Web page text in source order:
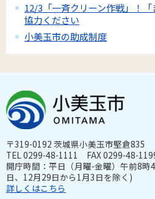
12/3「一斉クリーン作戦」！
協力ください
小美玉市の助成制度
〒319-0192 茨城県小美玉市堅倉835
TEL 0299-48-1111 FAX 0299-48-
開庁時間：平日（月曜-金曜）午前8
日、12月29日から1月3日を除く)
詳しくはこちら